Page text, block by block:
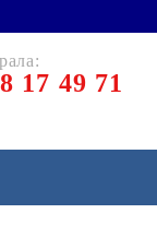
17 49 71